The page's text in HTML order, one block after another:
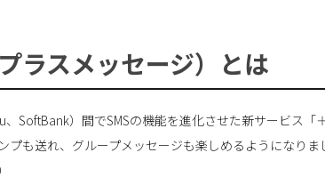
ラスメッセージ）とは
SoftBank）間でSMSの機能を進化させた新サービス「
プも送れ、グループメッセージも楽しめるようになりま